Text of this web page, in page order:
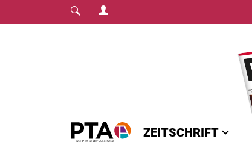
Login Menu
Home
ZEITSCHRIFT